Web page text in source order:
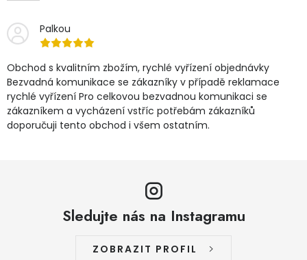
Palkou
Obchod s kvalitním zbožím, rychlé vyřízení objednávky
Bezvadná komunikace se zákazníky v případě reklamace
rychlé vyřízení Pro celkovou bezvadnou komunikaci se
zákazníkem a vycházení vstříc potřebám zákazníků
doporučuji tento obchod i všem ostatním.
Sledujte nás na Instagramu
ZOBRAZIT PROFIL